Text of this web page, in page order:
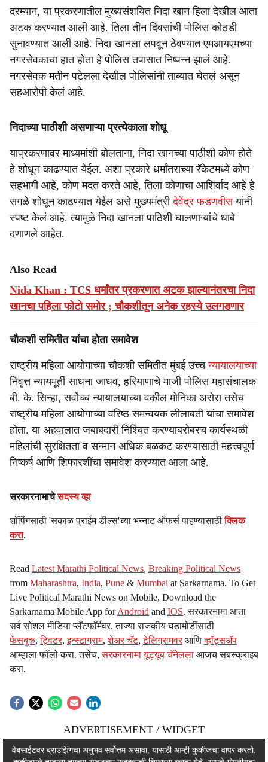
दरम्यान, या प्रकरणातील मुख्यसंशयित निदा खान हिला देखील आता
अटक करण्यात आली आहे. तिला तीन दिवसांची पोलिस कोठडी
सुनावण्यात आली आहे. निदा खानला लपवून ठेवण्यात एमआयएमच्या
नगरसेवकाचा हात होता हे पोलिस तपासात निष्पन्न झालं आहे.
नगरसेवक मतीन पटेलला देखील पोलिसांनी ताब्यात घेतलं असून
सहआरोपी केलं आहे.
निदाच्या पाठीशी असणाऱ्या प्रत्येकाला शोधू
याप्रकरणावर माध्यमांशी बोलताना, निदा खानच्या पाठीशी कोण होते
हे शोधून काढण्यात येईल. अशा प्रकारे धर्मांतराच्या रॅकेटमध्ये कोण
सहभागी आहे, कोण मदत करते आहे, तिला कोणाचा आशिर्वाद आहे हे
सगळे शोधून काढण्यात येईल असे मुख्यमंत्रीदेवेंद्र फडणवीसयांनी
स्पष्ट केलं आहे. त्यामुळे निदा खानला पाठिशी घालणाऱ्यांचे धाबे
दणाणले आहेत.
Also Read
Nida Khan : TCS धर्मांतर प्रकरणात अटक झाल्यानंतरचा निदा
खानचा पहिला फोटो समोर ; चौकशीतून अनेक रहस्ये उलगडणार
चौकशी समितीत यांचा होता समावेश
राष्ट्रीय महिला आयोगाच्या चौकशी समितीत मुंबई उच्चन्यायालयाच्या
निवृत्त न्यायमूर्ती साधना जाधव, हरियाणाचे माजी पोलिस महासंचालक
बी. के. सिन्हा, सर्वोच्च न्यायालयाच्या वकील मोनिका अरोरा तसेच
राष्ट्रीय महिला आयोगाच्या वरिष्ठ समन्वयक लीलाबती यांचा समावेश
होता. या अहवालात जबाबदारी निश्चित करण्याबरोबरच कार्यस्थळी
महिलांची सुरक्षितता व सन्मान अधिक बळकट करण्यासाठी महत्त्वपूर्ण
निष्कर्ष आणि शिफारशींचा समावेश करण्यात आला आहे.
सरकारनामाचेसदस्य व्हा
शॉपिंगसाठी 'सकाळ प्राईम डील्स'च्या भन्नाट ऑफर्स पाहण्यासाठीक्लिक
करा.
Read Latest Marathi Political News, Breaking Political News
from Maharashtra, India, Pune & Mumbai at Sarkarnama. To Get
Live Political Marathi News on Mobile, Download the
Sarkarnama Mobile App forAndroid and IOS. सरकारनामा आता
सर्व सोशल मीडिया प्लॅटफॉर्मवर. ताज्या राजकीय घडामोडींसाठी
फेसबुक,ट्विटर,इन्स्टाग्राम,शेअर चॅट,टेलिग्रामवर आणिव्हॉट्सॲप
आम्हाला फॉलो करा. तसेच,सरकारनामा यूट्यूब चॅनेलला आजच सबस्क्राइब
करा.
ADVERTISEMENT / WIDGET
ADVERTISEMENT / WIDGET
वेबसाईटवर ब्राउझिंगचा अनुभव सर्वोत्तम असावा, यासाठी आम्ही कुकीजचा वापर करतो.